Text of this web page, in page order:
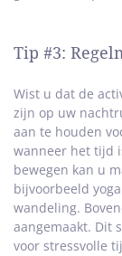
Tip #3:
Wist u dat de
zijn op uw
aan te houden
wanneer het tijd
bewegen kan u
bijvoorbeeld
wandeling.
aangemaakt. Dit
voor stressvolle